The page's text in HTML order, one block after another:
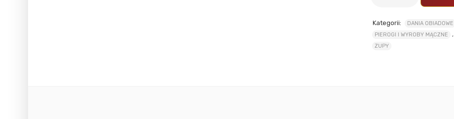
Kategorii: DANIA OBIADOWE
PIEROGI I WYROBY MĄCZNE ,
ZUPY